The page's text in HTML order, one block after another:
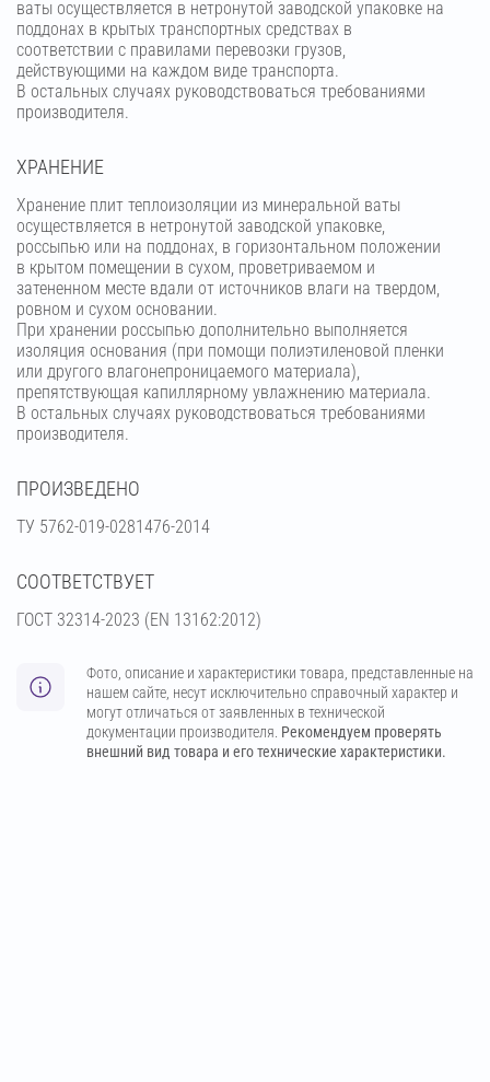
ваты осуществляется в нетронутой заводской упаковке на
поддонах в крытых транспортных средствах в
соответствии с правилами перевозки грузов,
действующими на каждом виде транспорта.
В остальных случаях руководствоваться требованиями
производителя.
ХРАНЕНИЕ
Хранение плит теплоизоляции из минеральной ваты
осуществляется в нетронутой заводской упаковке,
россыпью или на поддонах, в горизонтальном положении
в крытом помещении в сухом, проветриваемом и
затененном месте вдали от источников влаги на твердом,
ровном и сухом основании.
При хранении россыпью дополнительно выполняется
изоляция основания (при помощи полиэтиленовой пленки
или другого влагонепроницаемого материала),
препятствующая капиллярному увлажнению материала.
В остальных случаях руководствоваться требованиями
производителя.
ПРОИЗВЕДЕНО
ТУ 5762-019-0281476-2014
СООТВЕТСТВУЕТ
ГОСТ 32314-2023 (ЕN 13162:2012)
Фото, описание и характеристики товара, представленные на
нашем сайте, несут исключительно справочный характер и
могут отличаться от заявленных в технической
документации производителя. Рекомендуем проверять
внешний вид товара и его технические характеристики.